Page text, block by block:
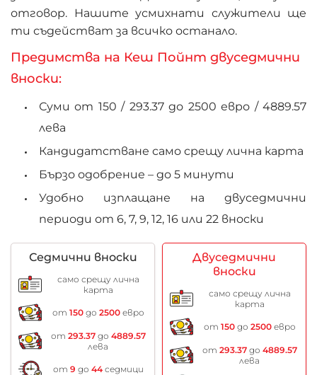
Седмични вноски
само срещу лична
карта
от 150до 2500евро
от 293.37до 4889.57
лева
от 9 до 44седмици
Двуседмични
вноски
само срещу лична
карта
от 150до 2500евро
от 293.37до 4889.57
лева
отговор. Нашите усмихнати служители ще
ти съдействат за всичко останало.
Предимства на Кеш Пойнт двуседмични
вноски:
Суми от 150 / 293.37до 2500 евро /4889.57
лева
Кандидатстване само срещу лична карта
Бързо одобрение – до 5 минути
Удобно изплащане на двуседмични
периоди от 6, 7, 9, 12, 16 или 22 вноски